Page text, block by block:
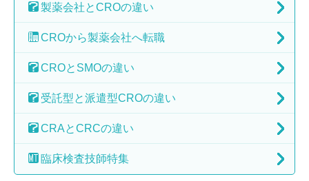
製薬会社とCROの違い
CROから製薬会社へ転職
CROとSMOの違い
受託型と派遣型CROの違い
CRAとCRCの違い
臨床検査技師特集